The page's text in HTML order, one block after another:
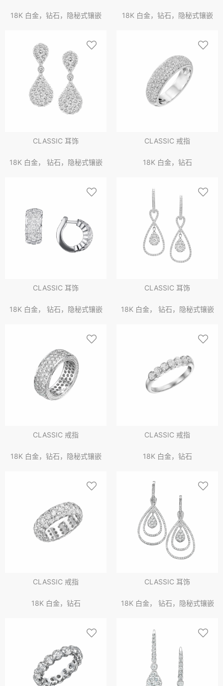
18K 白金，钻石，隐秘式镶嵌 18K 白金，钻石，隐秘式镶嵌
CLASSIC 耳饰
18K 白金， 钻石，隐秘式镶嵌
CLASSIC 戒指
18K 白金，钻石
CLASSIC 耳饰
18K 白金， 钻石，隐秘式镶嵌
CLASSIC 耳饰
18K 白金， 钻石，隐秘式镶嵌
CLASSIC 戒指
18K 白金，钻石，隐秘式镶嵌
CLASSIC 戒指
18K 白金，钻石
CLASSIC 戒指
18K 白金，钻石
CLASSIC 耳饰
18K 白金， 钻石，隐秘式镶嵌